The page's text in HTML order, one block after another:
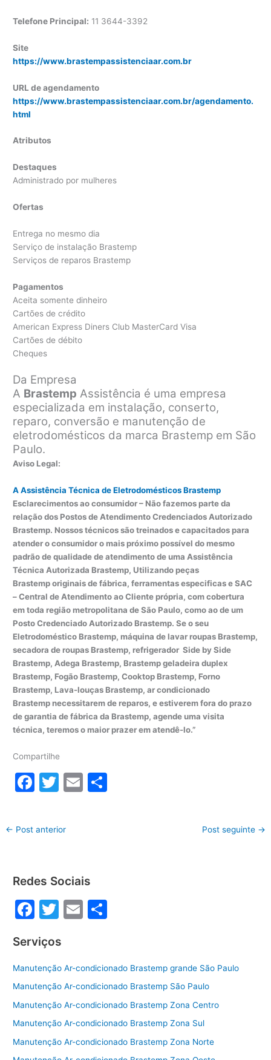
Telefone Principal: 11 3644-3392
Site
https://www.brastempassistenciaar.com.br
URL de agendamento
https://www.brastempassistenciaar.com.br/agendamento.
html
Atributos
Destaques
Administrado por mulheres
Ofertas
Entrega no mesmo dia
Serviço de instalação Brastemp
Serviços de reparos Brastemp
Pagamentos
Aceita somente dinheiro
Cartões de crédito
American Express Diners Club MasterCard Visa
Cartões de débito
Cheques
Da Empresa
A Brastemp Assistência é uma empresa
especializada em instalação, conserto,
reparo, conversão e manutenção de
eletrodomésticos da marca Brastemp em São
Paulo.
Aviso Legal:
A Assistência Técnica de Eletrodomésticos Brastemp
Esclarecimentos ao consumidor – Não fazemos parte da
relação dos Postos de Atendimento Credenciados Autorizado
Brastemp. Nossos técnicos são treinados e capacitados para
atender o consumidor o mais próximo possível do mesmo
padrão de qualidade de atendimento de uma Assistência
Técnica Autorizada Brastemp, Utilizando peças
Brastemp originais de fábrica, ferramentas especificas e SAC
– Central de Atendimento ao Cliente própria, com cobertura
em toda região metropolitana de São Paulo, como ao de um
Posto Credenciado Autorizado Brastemp. Se o seu
Eletrodoméstico Brastemp, máquina de lavar roupas Brastemp,
secadora de roupas Brastemp, refrigerador Side by Side
Brastemp, Adega Brastemp, Brastemp geladeira duplex
Brastemp, Fogão Brastemp, Cooktop Brastemp, Forno
Brastemp, Lava-louças Brastemp, ar condicionado
Brastemp necessitarem de reparos, e estiverem fora do prazo
de garantia de fábrica da Brastemp, agende uma visita
técnica, teremos o maior prazer em atendê-lo.”
Compartilhe
F
e
o
o
k
T
er
E
← Post anterior Post seguinte →
Redes Sociais
F
c
e
b
o
o
k
T
itt
er
E
l
e
Serviços
Manutenção Ar-condicionado Brastemp grande São Paulo
Manutenção Ar-condicionado Brastemp São Paulo
Manutenção Ar-condicionado Brastemp Zona Centro
Manutenção Ar-condicionado Brastemp Zona Sul
Manutenção Ar-condicionado Brastemp Zona Norte